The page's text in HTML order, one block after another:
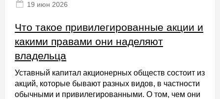
19 июн 2026
Что такое привилегированные акции и
какими правами они наделяют
владельца
Уставный капитал акционерных обществ состоит из
акций, которые бывают разных видов, в частности
обычными и привилегированными. О том, чем они